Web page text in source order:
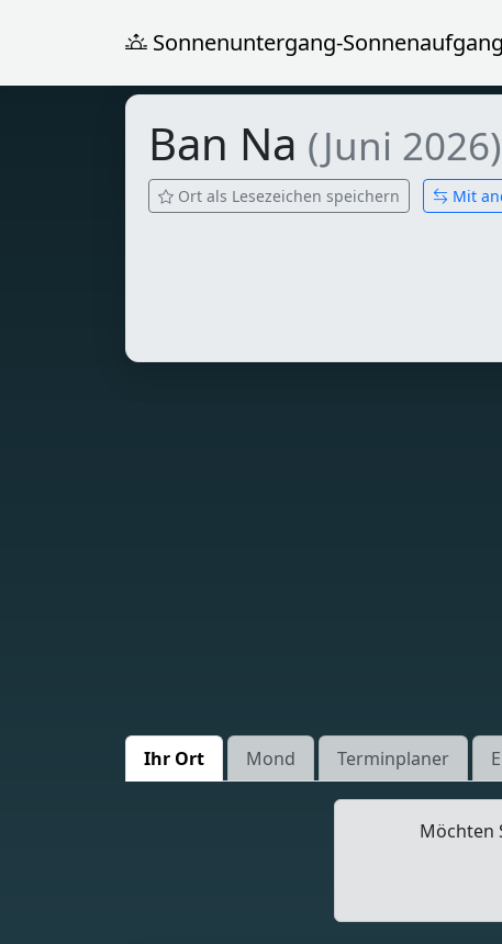
Sonnenuntergang-
Ban Na (Juni 2026)
Ort als Lesezeichen speichern Mit
Ihr Ort Mond Terminplaner
Möchten